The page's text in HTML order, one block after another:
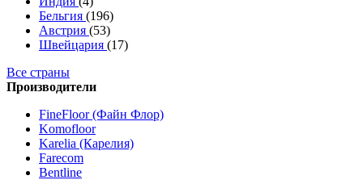
Бельгия (196)
Австрия (53)
Швейцария (17)
Все страны
Производители
FineFloor (Файн Флор)
Komofloor
Karelia (Карелия)
Farecom
Bentline